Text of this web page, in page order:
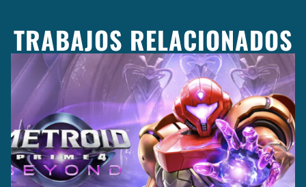
TRABAJOS RELACIONADOS